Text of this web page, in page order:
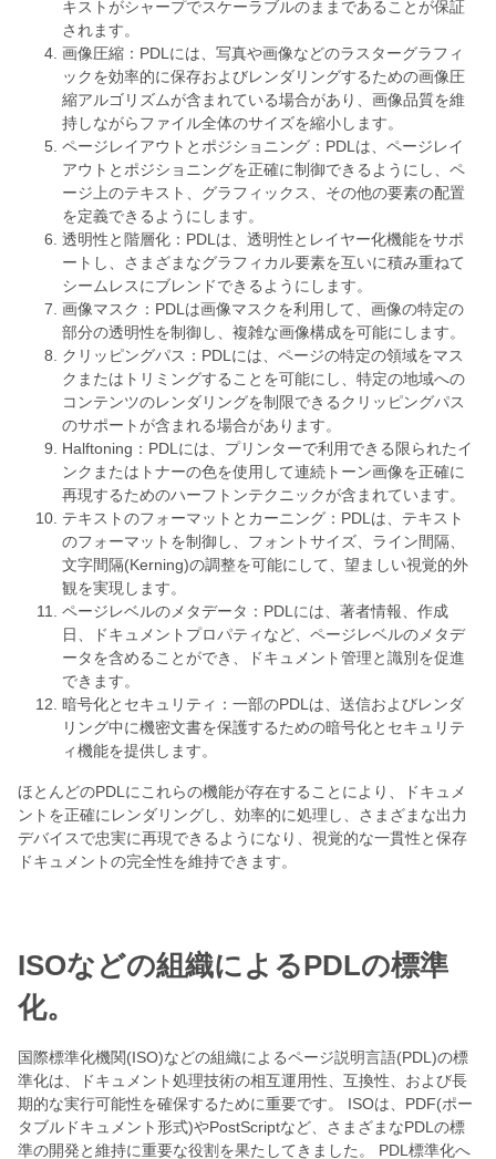
キストがシャープでスケーラブルのままであることが保証
されます。
画像圧縮：PDLには、写真や画像などのラスターグラフィ
ックを効率的に保存およびレンダリングするための画像圧
縮アルゴリズムが含まれている場合があり、画像品質を維
持しながらファイル全体のサイズを縮小します。
ページレイアウトとポジショニング：PDLは、ページレイ
アウトとポジショニングを正確に制御できるようにし、ペ
ージ上のテキスト、グラフィックス、その他の要素の配置
を定義できるようにします。
透明性と階層化：PDLは、透明性とレイヤー化機能をサポ
ートし、さまざまなグラフィカル要素を互いに積み重ねて
シームレスにブレンドできるようにします。
画像マスク：PDLは画像マスクを利用して、画像の特定の
部分の透明性を制御し、複雑な画像構成を可能にします。
クリッピングパス：PDLには、ページの特定の領域をマス
クまたはトリミングすることを可能にし、特定の地域への
コンテンツのレンダリングを制限できるクリッピングパス
のサポートが含まれる場合があります。
Halftoning：PDLには、プリンターで利用できる限られたイ
ンクまたはトナーの色を使用して連続トーン画像を正確に
再現するためのハーフトンテクニックが含まれています。
テキストのフォーマットとカーニング：PDLは、テキスト
のフォーマットを制御し、フォントサイズ、ライン間隔、
文字間隔(Kerning)の調整を可能にして、望ましい視覚的外
観を実現します。
ページレベルのメタデータ：PDLには、著者情報、作成
日、ドキュメントプロパティなど、ページレベルのメタデ
ータを含めることができ、ドキュメント管理と識別を促進
できます。
暗号化とセキュリティ：一部のPDLは、送信およびレンダ
リング中に機密文書を保護するための暗号化とセキュリテ
ィ機能を提供します。
ほとんどのPDLにこれらの機能が存在することにより、ドキュメ
ントを正確にレンダリングし、効率的に処理し、さまざまな出力
デバイスで忠実に再現できるようになり、視覚的な一貫性と保存
ドキュメントの完全性を維持できます。
ISOなどの組織によるPDLの標準
化。
国際標準化機関(ISO)などの組織によるページ説明言語(PDL)の標
準化は、ドキュメント処理技術の相互運用性、互換性、および長
期的な実行可能性を確保するために重要です。 ISOは、PDF(ポー
タブルドキュメント形式)やPostScriptなど、さまざまなPDLの標
準の開発と維持に重要な役割を果たしてきました。 PDL標準化へ